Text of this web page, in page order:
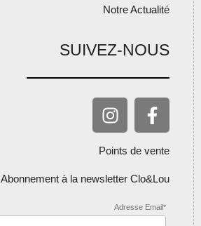
Notre Actualité
SUIVEZ-NOUS
Points de vente
Abonnement à la newsletter Clo&Lou
Adresse Email*